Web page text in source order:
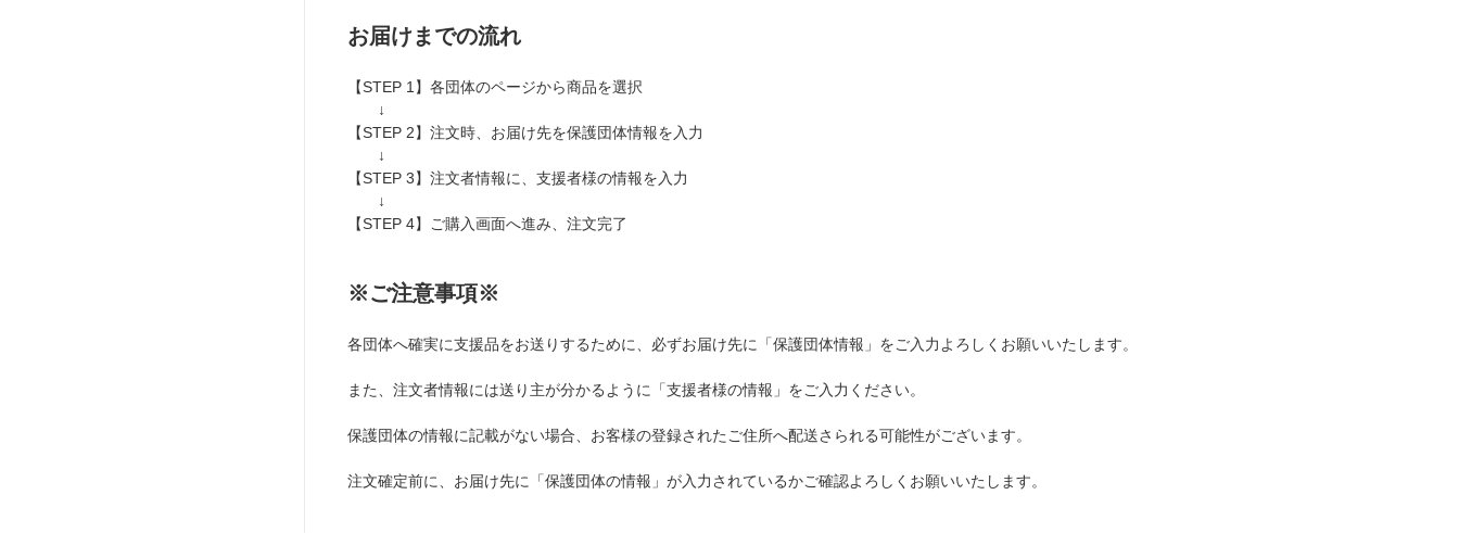
お届けまでの流れ
【STEP 1】各団体のページから商品を選択
↓
【STEP 2】注文時、お届け先を保護団体情報を入力
↓
【STEP 3】注文者情報に、支援者様の情報を入力
↓
【STEP 4】ご購入画面へ進み、注文完了
※ご注意事項※
各団体へ確実に支援品をお送りするために、必ずお届け先に「保護団体情報」をご入力よろしくお願いいたします。
また、注文者情報には送り主が分かるように「支援者様の情報」をご入力ください。
保護団体の情報に記載がない場合、お客様の登録されたご住所へ配送さられる可能性がございます。
注文確定前に、お届け先に「保護団体の情報」が入力されているかご確認よろしくお願いいたします。